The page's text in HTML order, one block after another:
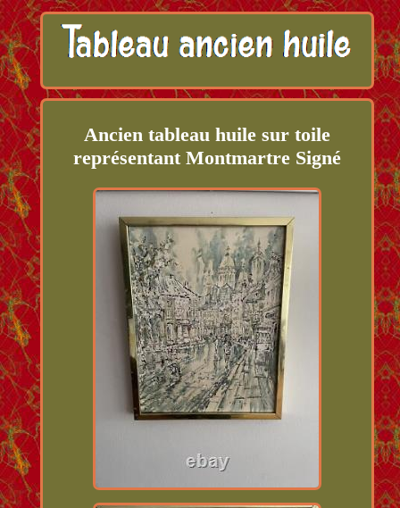
Ancien tableau huile sur toile
représentant Montmartre Signé